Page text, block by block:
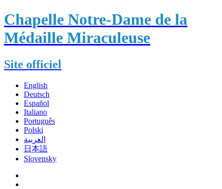
Chapelle Notre-Dame de la
Médaille Miraculeuse
Site officiel
English
Deutsch
Español
Italiano
Português
Polski
العربية
日本語
Slovensky